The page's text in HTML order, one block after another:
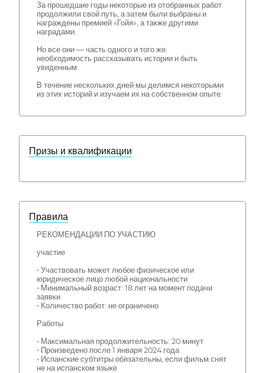
За прошедшие годы некоторые из отобранных работ
продолжили свой путь, а затем были выбраны и
награждены премией «Гойя», а также другими
наградами.
Но все они — часть одного и того же:
необходимость рассказывать истории и быть
увиденным.
В течение нескольких дней мы делимся некоторыми
из этих историй и изучаем их на собственном опыте.
Призы и квалификации
Правила
РЕКОМЕНДАЦИИ ПО УЧАСТИЮ
участие
• Участвовать может любое физическое или
юридическое лицо любой национальности
• Минимальный возраст: 18 лет на момент подачи
заявки
• Количество работ: не ограничено
Работы
• Максимальная продолжительность: 20 минут
• Произведено после 1 января 2024 года
• Испанские субтитры обязательны, если фильм снят
не на испанском языке